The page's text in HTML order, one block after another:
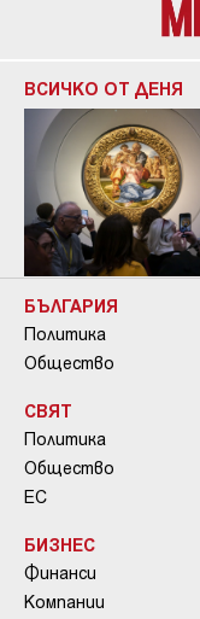
ВСИЧКО ОТ ДЕНЯ
БЪЛГАРИЯ
Политика
Общество
СВЯТ
Политика
Общество
ЕС
БИЗНЕС
Финанси
Компании